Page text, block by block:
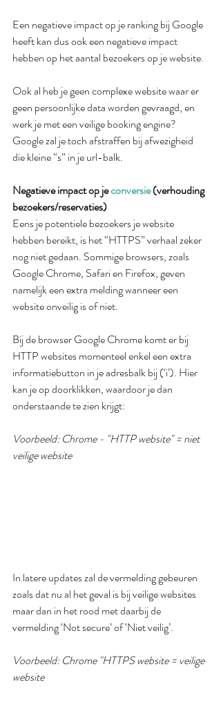
Een negatieve impact op je ranking bij Google
heeft kan dus ook een negatieve impact
hebben op het aantal bezoekers op je website.
Ook al heb je geen complexe website waar er
geen persoonlijke data worden gevraagd, en
werk je met een veilige booking engine?
Google zal je toch afstraffen bij afwezigheid
die kleine “s” in je url-balk.
Negatieve impact op je conversie (verhouding
bezoekers/reservaties)
Eens je potentiele bezoekers je website
hebben bereikt, is het “HTTPS” verhaal zeker
nog niet gedaan. Sommige browsers, zoals
Google Chrome, Safari en Firefox, geven
namelijk een extra melding wanneer een
website onveilig is of niet.
Bij de browser Google Chrome komt er bij
HTTP websites momenteel enkel een extra
informatiebutton in je adresbalk bij (‘i’). Hier
kan je op doorklikken, waardoor je dan
onderstaande te zien krijgt:
Voorbeeld: Chrome - "HTTP website" = niet
veilige website
In latere updates zal de vermelding gebeuren
zoals dat nu al het geval is bij veilige websites
maar dan in het rood met daarbij de
vermelding ‘Not secure’ of ‘Niet veilig’.
Voorbeeld: Chrome "HTTPS website = veilige
website